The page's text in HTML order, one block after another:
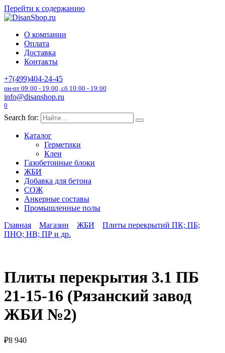
Перейти к содержанию
О компании
Оплата
Доставка
Контакты
+7(499)404-24-45
пн-пт 09:00 - 19:00, сб 10:00 - 19:00
info@disanshop.ru
0
Search for:
Каталог
Герметики
Клеи
Газобетонные блоки
ЖБИ
Добавка для бетона
СОЖ
Анкерные составы
Промышленные полы
Главная
Магазин ЖБИ
Плиты перекрытий ПК; ПБ;
ПНО; НВ; ПР и др.
Плиты перекрытия 3.1 ПБ
21-15-16 (Рязанский завод
ЖБИ №2)
₽8 940